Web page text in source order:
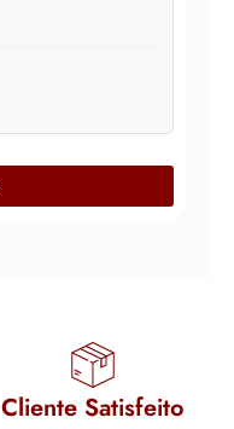
Cliente Satisfeito